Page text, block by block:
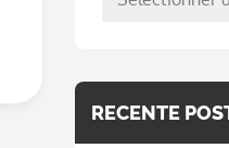
RECENTE